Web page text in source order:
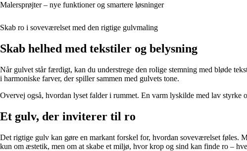
Malersprøjter – nye funktioner og smartere løsninger
Skab ro i soveværelset med den rigtige gulvmaling
Skab helhed med tekstiler og belysning
Når gulvet står færdigt, kan du understrege den rolige stemning med bløde
i harmoniske farver, der spiller sammen med gulvets tone.
Overvej også, hvordan lyset falder i rummet. En varm lyskilde med lav styrke
Et gulv, der inviterer til ro
Det rigtige gulv kan gøre en markant forskel for, hvordan soveværelset føles.
kun om æstetik, men om at skabe et miljø, hvor krop og sind kan finde ro –